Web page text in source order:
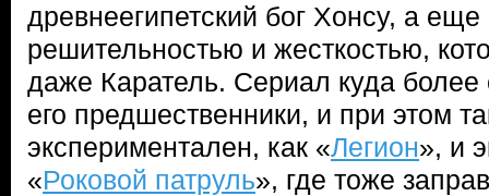
древнеегипетский бог Хонсу, а еще
решительностью и жесткостью,
даже Каратель. Сериал куда
его предшественники, и при этом
экспериментален, как «Легион», и
«Роковой патруль», где тоже